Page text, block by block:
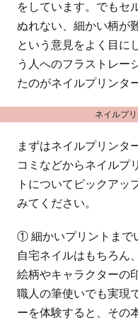
をしています。でもセ
ぬれない、細かい柄が
という意見をよく目に
う人へのフラストレー
たのがネイルプリンタ
ネイルプ
まずはネイルプリンタ
コミなどからネイルプ
トについてピックアッ
みてください。
① 細かいプリントまで
自宅ネイルはもちろん
絵柄やキャラクターの
職人の筆使いでも実現
ーを体験すると、その